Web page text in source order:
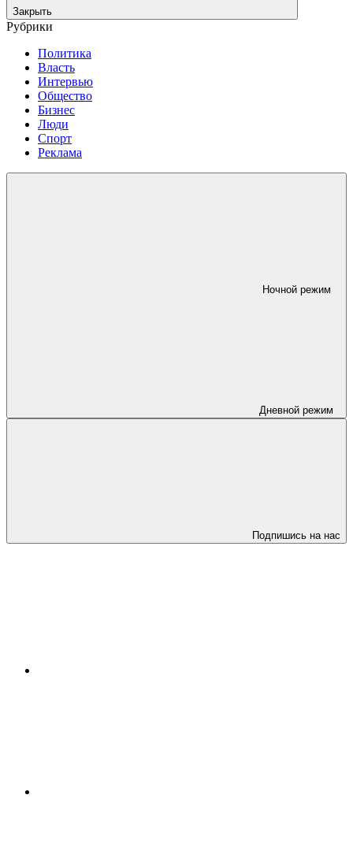
Закрыть
Рубрики
Политика
Власть
Интервью
Общество
Бизнес
Люди
Спорт
Реклама
Ночной режим
Дневной режим
Подпишись на нас